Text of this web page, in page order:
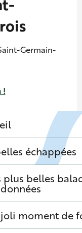
échappées
plus belles
moment de
Germain-
!